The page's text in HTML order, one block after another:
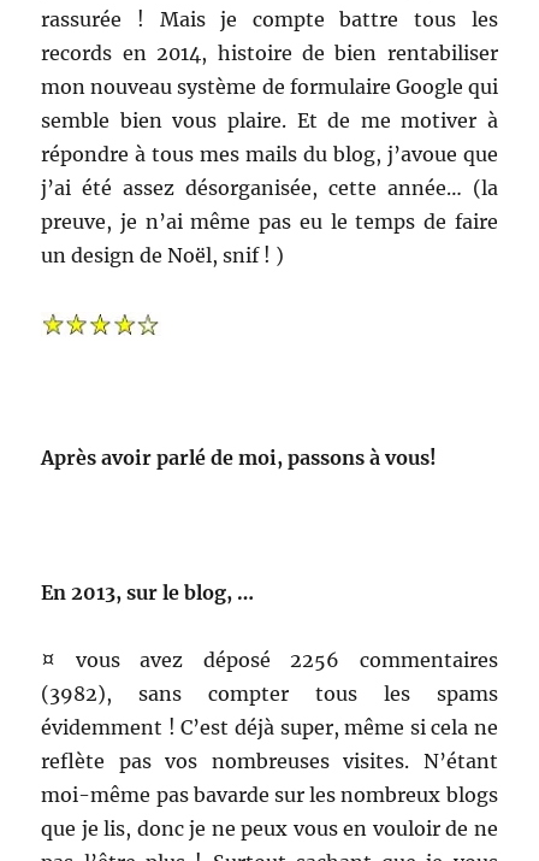
rassurée ! Mais je compte battre tous les
records en 2014, histoire de bien rentabiliser
mon nouveau système de formulaire Google qui
semble bien vous plaire. Et de me motiver à
répondre à tous mes mails du blog, j’avoue que
j’ai été assez désorganisée, cette année… (la
preuve, je n’ai même pas eu le temps de faire
un design de Noël, snif ! )
Après avoir parlé de moi, passons à vous!
En 2013, sur le blog, …
¤ vous avez déposé 2256 commentaires
(3982), sans compter tous les spams
évidemment ! C’est déjà super, même si cela ne
reflète pas vos nombreuses visites. N’étant
moi-même pas bavarde sur les nombreux blogs
que je lis, donc je ne peux vous en vouloir de ne